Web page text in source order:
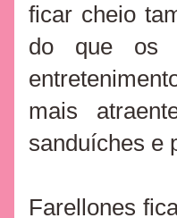
ficar cheio
do que os
mais
sanduíches e
Farellones